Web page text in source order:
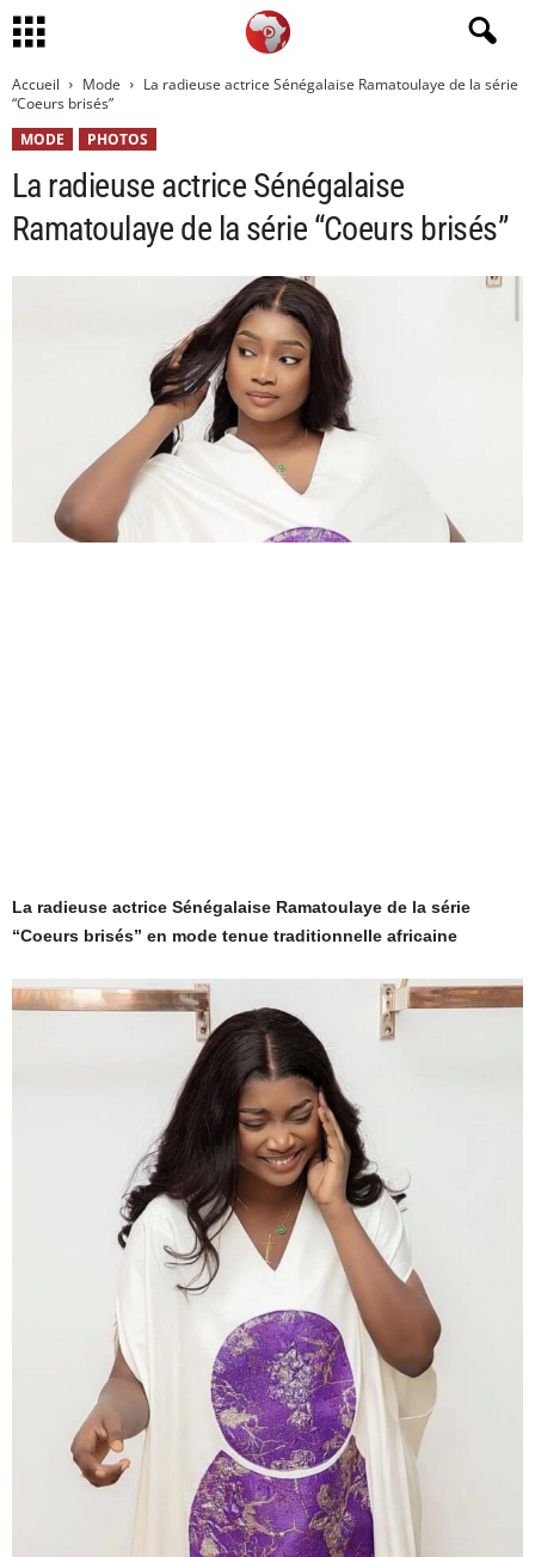
Accueil Mode
La radieuse actrice Sénégalaise Ramatoulaye de la série
“Coeurs brisés”
MODE
PHOTOS
La radieuse actrice Sénégalaise
Ramatoulaye de la série “Coeurs brisés”
La radieuse actrice Sénégalaise Ramatoulaye de la série
“Coeurs brisés” en mode tenue traditionnelle africaine